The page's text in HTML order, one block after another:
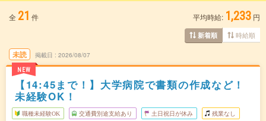
全 21 件 平均時給: 1,233 円
新着順 時給順
未読
NEW
掲載日 2026/08/07
【14:45まで！】大学病院で書類の作成など！
未経験OK！
職種未経験OK 交通費別途支給あり 土日祝日が休み 残業なし